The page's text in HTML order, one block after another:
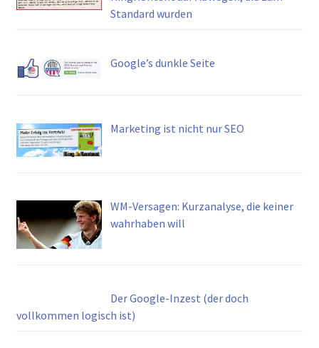
Standard wurden
Google’s dunkle Seite
Marketing ist nicht nur SEO
WM-Versagen: Kurzanalyse, die keiner
wahrhaben will
Der Google-Inzest (der doch
vollkommen logisch ist)